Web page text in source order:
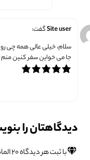
Site userگفت:
سلام، خیلی عالی همه چی
جا می خواین سفر کنین
دیدگاهتان را
با ثبت هر دیدگاه ۲۰ الماس بگیرید